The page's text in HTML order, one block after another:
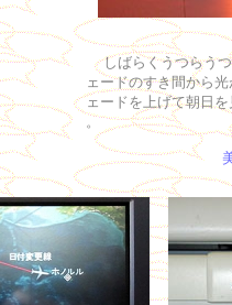
しばらくうつらうつ
ェードのすき間から
ェードを上げて朝日
。